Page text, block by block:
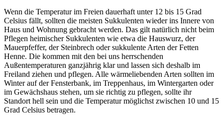
Wenn die Temperatur im Freien dauerhaft unter 12 bis 15 Grad
Celsius fällt, sollten die meisten Sukkulenten wieder ins Innere von
Haus und Wohnung gebracht werden. Das gilt natürlich nicht beim
Pflegen heimischer Sukkulenten wie etwa die Hauswurz, der
Mauerpfeffer, der Steinbrech oder sukkulente Arten der Fetten
Henne. Die kommen mit den bei uns herrschenden
Außentemperaturen ganzjährig klar und lassen sich deshalb im
Freiland ziehen und pflegen. Alle wärmeliebenden Arten sollten im
Winter auf der Fensterbank, im Treppenhaus, im Wintergarten oder
im Gewächshaus stehen, um sie richtig zu pflegen, sollte ihr
Standort hell sein und die Temperatur möglichst zwischen 10 und 15
Grad Celsius betragen.